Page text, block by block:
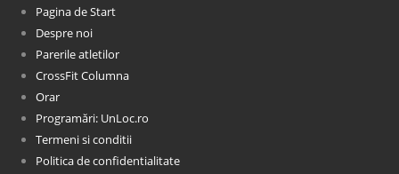
Pagina de Start
Despre noi
Parerile atletilor
CrossFit Columna
Orar
Programări: UnLoc.ro
Termeni si conditii
Politica de confidentialitate